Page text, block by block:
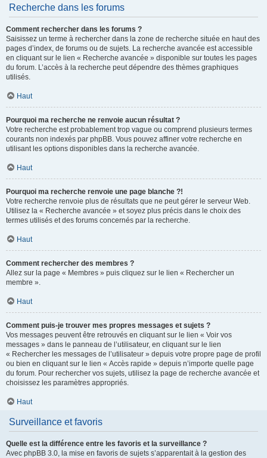
Recherche dans les forums
Comment rechercher dans les forums ?
Saisissez un terme à rechercher dans la zone de recherche située en haut des
pages d’index, de forums ou de sujets. La recherche avancée est accessible
en cliquant sur le lien « Recherche avancée » disponible sur toutes les pages
du forum. L’accès à la recherche peut dépendre des thèmes graphiques
utilisés.
Haut
Pourquoi ma recherche ne renvoie aucun résultat ?
Votre recherche est probablement trop vague ou comprend plusieurs termes
courants non indexés par phpBB. Vous pouvez affiner votre recherche en
utilisant les options disponibles dans la recherche avancée.
Haut
Pourquoi ma recherche renvoie une page blanche ?!
Votre recherche renvoie plus de résultats que ne peut gérer le serveur Web.
Utilisez la « Recherche avancée » et soyez plus précis dans le choix des
termes utilisés et des forums concernés par la recherche.
Haut
Comment rechercher des membres ?
Allez sur la page « Membres » puis cliquez sur le lien « Rechercher un
membre ».
Haut
Comment puis-je trouver mes propres messages et sujets ?
Vos messages peuvent être retrouvés en cliquant sur le lien « Voir vos
messages » dans le panneau de l’utilisateur, en cliquant sur le lien
« Rechercher les messages de l’utilisateur » depuis votre propre page de profil
ou bien en cliquant sur le lien « Accès rapide » depuis n’importe quelle page
du forum. Pour rechercher vos sujets, utilisez la page de recherche avancée et
choisissez les paramètres appropriés.
Haut
Surveillance et favoris
Quelle est la différence entre les favoris et la surveillance ?
Avec phpBB 3.0, la mise en favoris de sujets s’apparentait à la gestion des